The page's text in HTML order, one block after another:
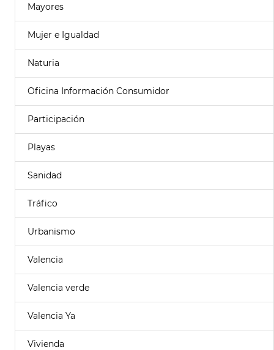
Mayores
Mujer e Igualdad
Naturia
Oficina Información Consumidor
Participación
Playas
Sanidad
Tráfico
Urbanismo
Valencia
Valencia verde
Valencia Ya
Vivienda